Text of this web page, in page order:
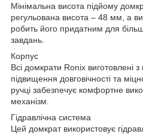
Мінімальна висота підйому
регульована висота – 48 мм, а
робить його придатним для
завдань.
Корпус
Всі домкрати Ronix виготовлені з
підвищення довговічності та
ручці забезпечує комфортне
механізм.
Гідравлічна система
Цей домкрат використовує